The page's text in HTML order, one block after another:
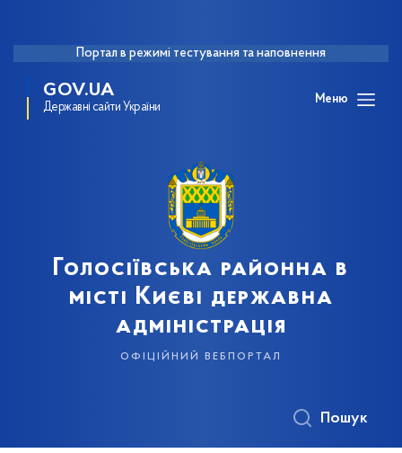
Портал в режимі тестування та наповнення
GOV.UA
Державні сайти України
Меню
Голосіївська районна в
місті Києві державна
адміністрація
офіційний вебпортал
Пошук